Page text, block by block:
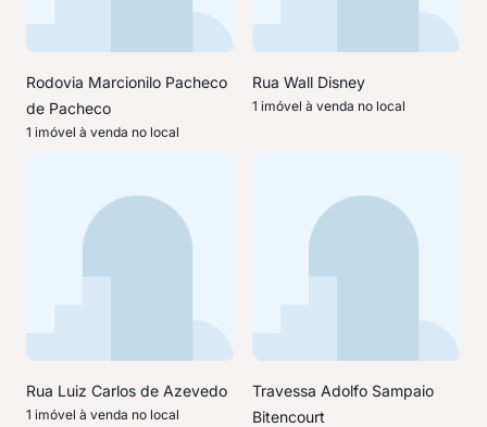
Rodovia Marcionilo Pacheco
de Pacheco
1 imóvel à venda no local
Rua Wall Disney
1 imóvel à venda no local
Rua Luiz Carlos de Azevedo
1 imóvel à venda no local
Travessa Adolfo Sampaio
Bitencourt